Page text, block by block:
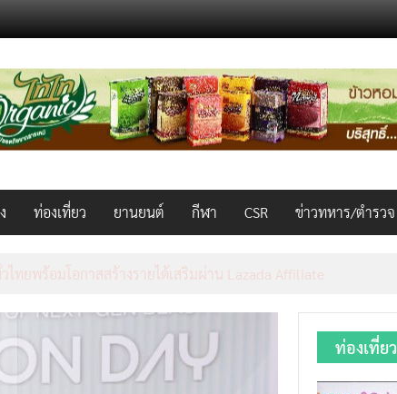
ท่องเที่ยว ยานยนต์ กีฬา CSR ข่าวทหาร/ตำรวจ
ทยพร้อมโอกาสสร้างรายได้เสริมผ่าน Lazada Affiliate
ท่องเที่ยว